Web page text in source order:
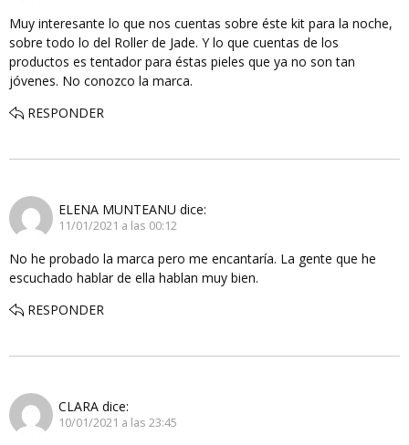
Muy interesante lo que nos cuentas sobre éste kit para la noche,
sobre todo lo del Roller de Jade. Y lo que cuentas de los
productos es tentador para éstas pieles que ya no son tan
jóvenes. No conozco la marca.
RESPONDER
ELENA MUNTEANU dice:
11/01/2021 a las 00:12
No he probado la marca pero me encantaría. La gente que he
escuchado hablar de ella hablan muy bien.
RESPONDER
CLARA dice:
10/01/2021 a las 23:45